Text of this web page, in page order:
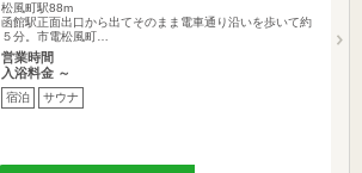
松風町駅88m
函館駅正面出口から出てそのまま電車通り沿いを歩いて約
５分。市電松風町…
営業時間
入浴料金 ～
宿泊 サウナ